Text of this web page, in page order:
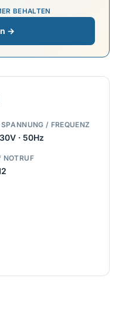
BEHALTEN
→
SPANNUNG / FREQUENZ
· 50Hz
NOTRUF